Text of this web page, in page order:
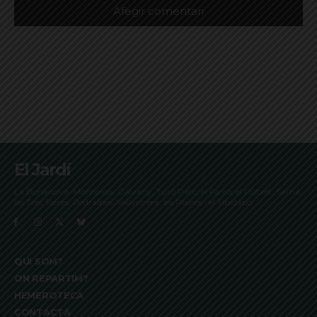
El Jardí
La Bonanova, Monterols, Galvany, Turó Parc, el Farró, el Putxet, Sarrià,
les Tres Torres, Pedralbes, Vallvidrera, les Planes i el Tibidabo
QUI SOM?
ON REPARTIM?
HEMEROTECA
CONTACTA